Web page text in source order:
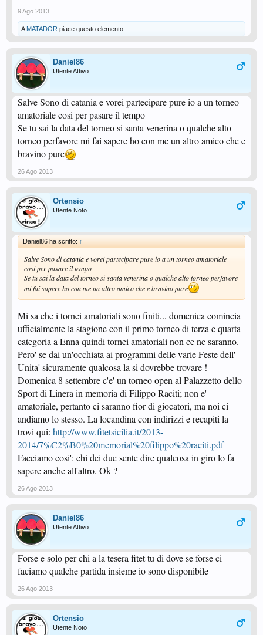
9 Ago 2013
A MATADOR piace questo elemento.
Daniel86
Utente Attivo
Salve Sono di catania e vorei partecipare pure io a un torneo
amatoriale cosi per pasare il tempo
Se tu sai la data del torneo si santa venerina o qualche alto
torneo perfavore mi fai sapere ho con me un altro amico che e
bravino pure
26 Ago 2013
Ortensio
Utente Noto
Daniel86 ha scritto: ↑
Salve Sono di catania e vorei partecipare pure io a un torneo amatoriale
cosi per pasare il tempo
Se tu sai la data del torneo si santa venerina o qualche alto torneo perfavore
mi fai sapere ho con me un altro amico che e bravino pure
Mi sa che i tornei amatoriali sono finiti... domenica comincia
ufficialmente la stagione con il primo torneo di terza e quarta
categoria a Enna quindi tornei amatoriali non ce ne saranno.
Pero' se dai un'occhiata ai programmi delle varie Feste dell'
Unita' sicuramente qualcosa la si dovrebbe trovare !
Domenica 8 settembre c'e' un torneo open al Palazzetto dello
Sport di Linera in memoria di Filippo Raciti; non e'
amatoriale, pertanto ci saranno fior di giocatori, ma noi ci
andiamo lo stesso. La locandina con indirizzi e recapiti la
trovi qui: http://www.fitetsicilia.it/2013-
2014/7%C2%B0%20memorial%20filippo%20raciti.pdf
Facciamo cosi': chi dei due sente dire qualcosa in giro lo fa
sapere anche all'altro. Ok ?
26 Ago 2013
Daniel86
Utente Attivo
Forse e solo per chi a la tesera fitet tu di dove se forse ci
faciamo qualche partida insieme io sono disponibile
26 Ago 2013
Ortensio
Utente Noto